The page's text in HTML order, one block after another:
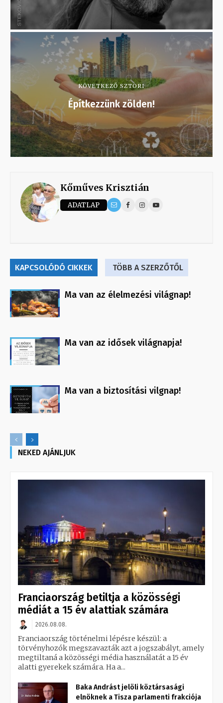
KÖVETKEZŐ SZTORI
Építkezzünk zölden!
Kőműves Krisztián
ADATLAP
KAPCSOLÓDÓ CIKKEK TÖBB A SZERZŐTŐL
Ma van az élelmezési világnap!
Ma van az idősek világnapja!
Ma van a biztosítási vilgnap!
NEKED AJÁNLJUK
Franciaország betiltja a közösségi
médiát a 15 év alattiak számára
2026.08.08.
Franciaország történelmi lépésre készül: a
törvényhozók megszavazták azt a jogszabályt, amely
megtiltaná a közösségi média használatát a 15 év
alatti gyerekek számára. Ha a...
Baka Andrást jelöli köztársasági
elnöknek a Tisza parlamenti frakciója